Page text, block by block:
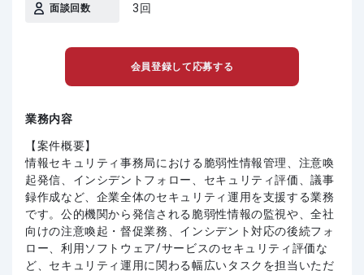
面談回数 3回
会員登録して応募する
業務内容
【案件概要】
情報セキュリティ事務局における脆弱性情報管理、注意喚
起発信、インシデントフォロー、セキュリティ評価、議事
録作成など、企業全体のセキュリティ運用を支援する業務
です。公的機関から発信される脆弱性情報の監視や、全社
向けの注意喚起・督促業務、インシデント対応の後続フォ
ロー、利用ソフトウェア/サービスのセキュリティ評価な
ど、セキュリティ運用に関わる幅広いタスクを担当いただ